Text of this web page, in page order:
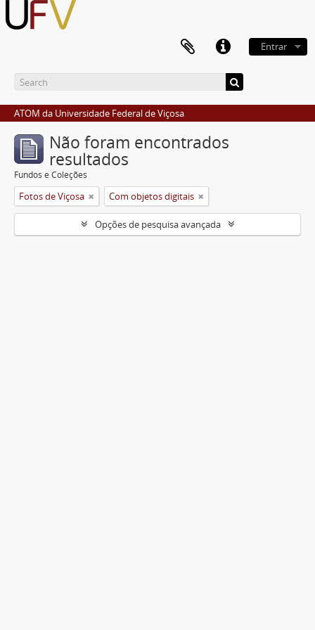
Entrar
ATOM da Universidade Federal de Viçosa
Não foram encontrados
resultados
Fundos e Coleções
Fotos de Viçosa Com objetos digitais
Opções de pesquisa avançada